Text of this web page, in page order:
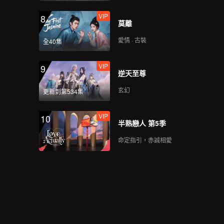
8
全40集
VIP
莫離
愛情 · 古裝
9
更新到第534集
VIP
逆天至尊
玄幻
10 VIP
半熟戀人 第5季
命定指引，赤誠相愛